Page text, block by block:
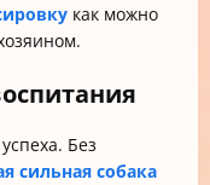
как можно
Без
сильная собака